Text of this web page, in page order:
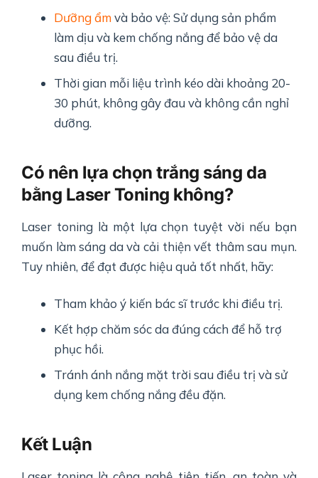
Dưỡng ẩmvà bảo vệ: Sử dụng sản phẩm
làm dịu và kem chống nắng để bảo vệ da
sau điều trị.
Thời gian mỗi liệu trình kéo dài khoảng 20-
30 phút, không gây đau và không cần nghỉ
dưỡng.
Có nên lựa chọn trắng sáng da
bằng Laser Toning không?
Laser toning là một lựa chọn tuyệt vời nếu bạn
muốn làm sáng da và cải thiện vết thâm sau mụn.
Tuy nhiên, để đạt được hiệu quả tốt nhất, hãy:
Tham khảo ý kiến bác sĩ trước khi điều trị.
Kết hợp chăm sóc da đúng cách để hỗ trợ
phục hồi.
Tránh ánh nắng mặt trời sau điều trị và sử
dụng kem chống nắng đều đặn.
Kết Luận